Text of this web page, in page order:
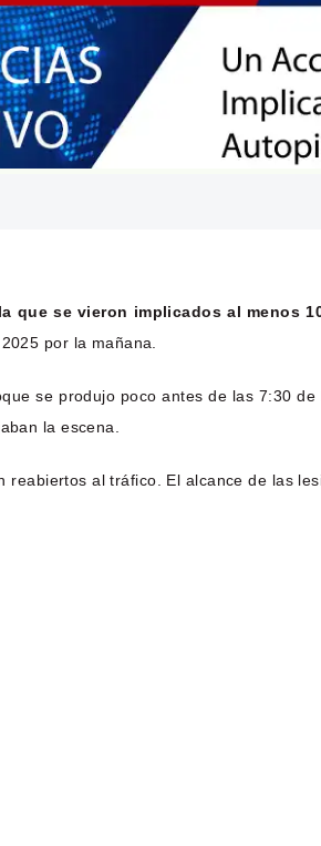
que se vieron implicados al menos
por la mañana.
se produjo poco antes de las 7:30
la escena.
al tráfico. El alcance de las